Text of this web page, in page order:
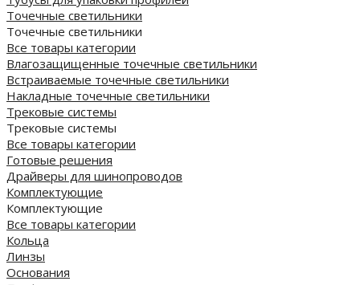
Точечные светильники
Точечные светильники
Все товары категории
Влагозащищенные точечные светильники
Встраиваемые точечные светильники
Накладные точечные светильники
Трековые системы
Трековые системы
Все товары категории
Готовые решения
Драйверы для шинопроводов
Комплектующие
Комплектующие
Все товары категории
Кольца
Линзы
Основания